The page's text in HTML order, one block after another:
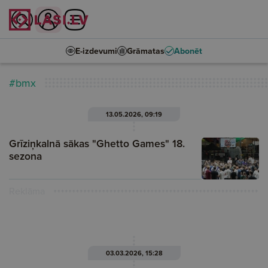
E-izdevumi Grāmatas Abonēt
#bmx
13.05.2026, 09:19
Grīziņkalnā sākas "Ghetto Games" 18.
sezona
03.03.2026, 15:28